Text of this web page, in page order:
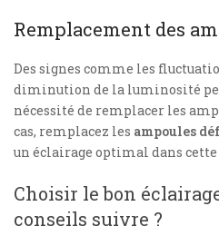
Remplacement des
Des signes comme les
diminution de la luminosité
nécessité de remplacer les
cas, remplacez les ampoules
un éclairage optimal dans
Choisir le bon
conseils suivre ?